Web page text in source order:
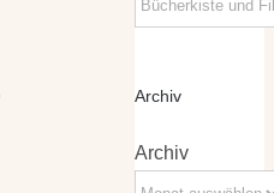
Archiv
Archiv